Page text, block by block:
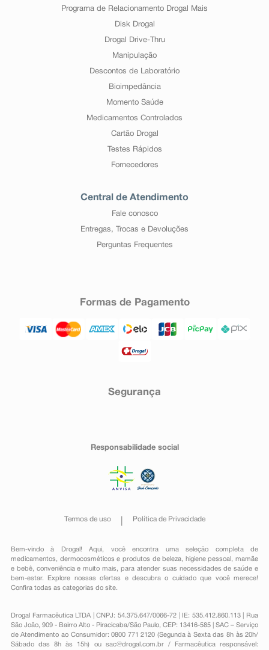
Programa de Relacionamento Drogal Mais
Disk Drogal
Drogal Drive-Thru
Manipulação
Descontos de Laboratório
Bioimpedância
Momento Saúde
Medicamentos Controlados
Cartão Drogal
Testes Rápidos
Fornecedores
Central de Atendimento
Fale conosco
Entregas, Trocas e Devoluções
Perguntas Frequentes
Formas de Pagamento
Segurança
Responsabilidade social
Termos de uso Política de Privacidade
Bem-vindo à Drogal! Aqui, você encontra uma seleção completa de
medicamentos , dermocosméticos e produtos de beleza, higiene pessoal ,mamãe
e bebê, conveniênciae muito mais, para atender suas necessidades de saúde e
bem-estar. Explore nossas ofertas e descubra o cuidado que você merece!
Confira todas as categorias do site.
Drogal Farmacêutica LTDA | CNPJ: 54.375.647/0066-72 | IE: 535.412.860.113 | Rua
São João, 909 - Bairro Alto - Piracicaba/São Paulo, CEP: 13416-585 | SAC – Serviço
de Atendimento ao Consumidor: 0800 771 2120 (Segunda à Sexta das 8h às 20h/
Sábado das 8h às 15h) ou sac@drogal.com.br/ Farmacêutica responsável: